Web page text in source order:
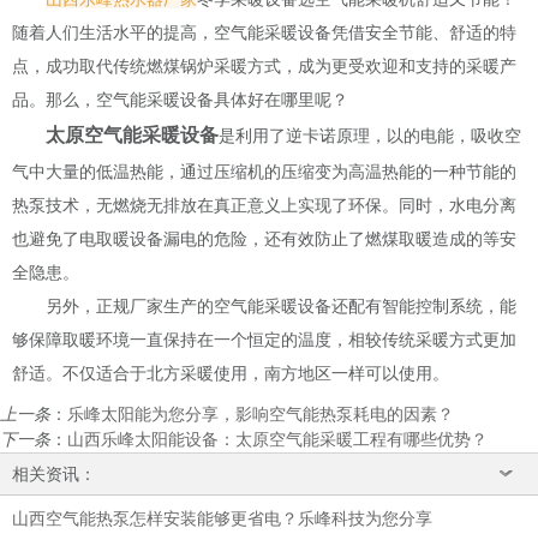
随着人们生活水平的提高，空气能采暖设备凭借安全节能、舒适的特
点，成功取代传统燃煤锅炉采暖方式，成为更受欢迎和支持的采暖产
品。那么，空气能采暖设备具体好在哪里呢？
太原空气能采暖设备是利用了逆卡诺原理，以的电能，吸收空
气中大量的低温热能，通过压缩机的压缩变为高温热能的一种节能的
热泵技术，无燃烧无排放在真正意义上实现了环保。同时，水电分离
也避免了电取暖设备漏电的危险，还有效防止了燃煤取暖造成的等安
全隐患。
另外，正规厂家生产的空气能采暖设备还配有智能控制系统，能
够保障取暖环境一直保持在一个恒定的温度，相较传统采暖方式更加
舒适。不仅适合于北方采暖使用，南方地区一样可以使用。
上一条： 乐峰太阳能为您分享，影响空气能热泵耗电的因素？
下一条： 山西乐峰太阳能设备：太原空气能采暖工程有哪些优势？
相关资讯：
山西空气能热泵怎样安装能够更省电？乐峰科技为您分享